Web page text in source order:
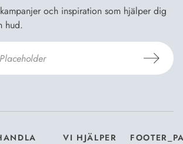
och inspiration som hjälper dig
hud.
VI HJÄLPER